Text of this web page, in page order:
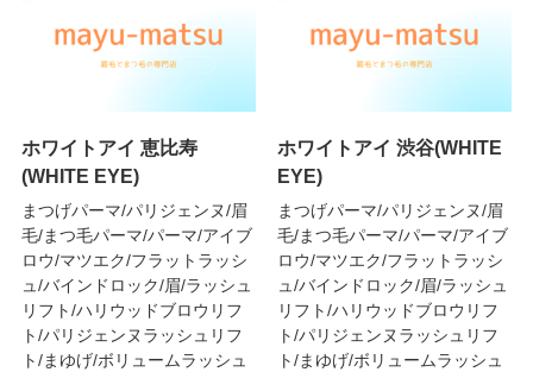
ホワイトアイ 恵比寿
(WHITE EYE)
まつげパーマ/パリジェンヌ/眉
毛/まつ毛パーマ/パーマ/アイブ
ロウ/マツエク/フラットラッシ
ュ/バインドロック/眉/ラッシュ
リフト/ハリウッドブロウリフ
ト/パリジェンヌラッシュリフ
ト/まゆげ/ボリュームラッシュ
ホワイトアイ 渋谷(WHITE
EYE)
まつげパーマ/パリジェンヌ/眉
毛/まつ毛パーマ/パーマ/アイブ
ロウ/マツエク/フラットラッシ
ュ/バインドロック/眉/ラッシュ
リフト/ハリウッドブロウリフ
ト/パリジェンヌラッシュリフ
ト/まゆげ/ボリュームラッシュ